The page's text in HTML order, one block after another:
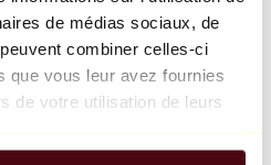
de médias sociaux, de
combiner celles-ci
que vous leur avez fournies
de votre utilisation de leurs